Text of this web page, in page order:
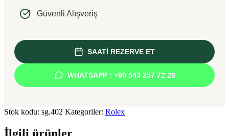
Güvenli Alışveriş
SAATİ REZERVE ET
WHATSAPP : +90 543 257 72 28
Stok kodu: sg.402 Kategoriler: Rolex